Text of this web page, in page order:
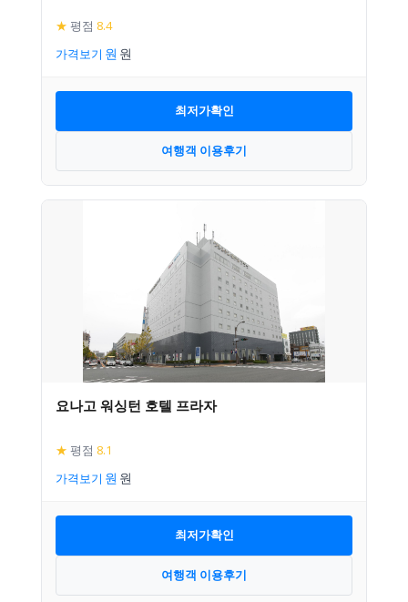
★ 평점 8.4
가격보기
최저가확인
여행객 이용후기
요나고 워싱턴 호텔 프라자
★ 평점 8.1
가격보기
최저가확인
여행객 이용후기